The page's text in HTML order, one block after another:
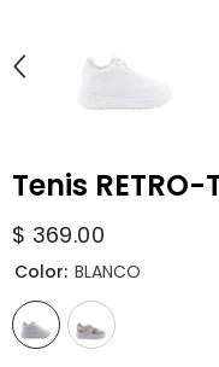
Tenis RETRO-
$ 369.00
Color: BLANCO